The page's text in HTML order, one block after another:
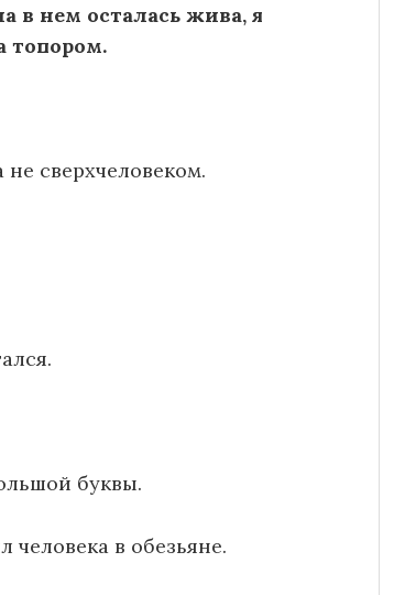
в нем осталась жива, я
топором.
сверхчеловеком.
буквы.
человека в обезьяне.